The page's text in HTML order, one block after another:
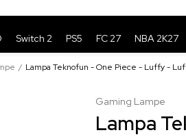
Switch 2 PS5 FC 27 NBA 2K27
Lampa Teknofun - One Piece - Luffy -
Gaming Lampe
Lampa